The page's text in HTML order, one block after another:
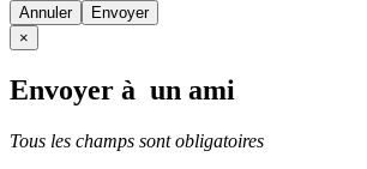
Annuler
×
Envoyer à un ami
Tous les champs sont obligatoires